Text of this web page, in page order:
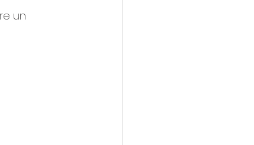
un